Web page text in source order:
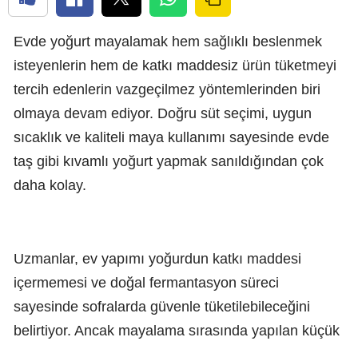
Evde yoğurt mayalamak hem sağlıklı beslenmek
isteyenlerin hem de katkı maddesiz ürün tüketmeyi
tercih edenlerin vazgeçilmez yöntemlerinden biri
olmaya devam ediyor. Doğru süt seçimi, uygun
sıcaklık ve kaliteli maya kullanımı sayesinde evde
taş gibi kıvamlı yoğurt yapmak sanıldığından çok
daha kolay.
Uzmanlar, ev yapımı yoğurdun katkı maddesi
içermemesi ve doğal fermantasyon süreci
sayesinde sofralarda güvenle tüketilebileceğini
belirtiyor. Ancak mayalama sırasında yapılan küçük